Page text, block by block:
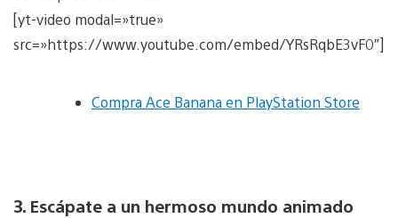
[yt-video modal=»true»
src=»https://www.youtube.com/embed/YRsRqbE3vF0″]
Compra Ace Banana en PlayStation Store
3. Escápate a un hermoso mundo animado